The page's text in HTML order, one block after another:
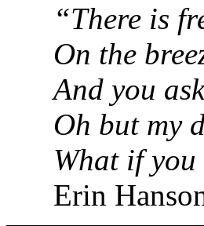
“There is
On the
And you
Oh but my
What if
Erin